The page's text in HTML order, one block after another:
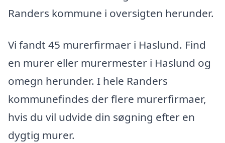
Randers kommune i oversigten herunder.
Vi fandt 45 murerfirmaer i Haslund. Find
en murer eller murermester i Haslund og
omegn herunder. I hele Randers
kommunefindes der flere murerfirmaer,
hvis du vil udvide din søgning efter en
dygtig murer.